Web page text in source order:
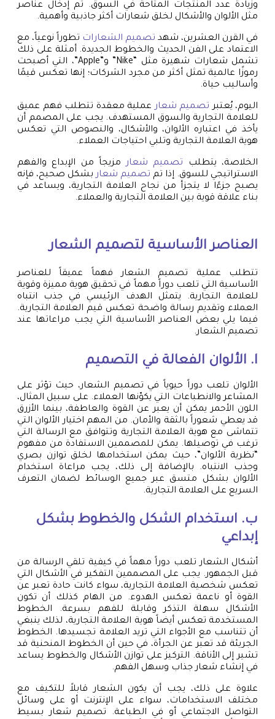
وزيادة عدد المنتجات المتاحة في السوق. تم إدخال عناصر
مثل الألوان والأشكال لخلق شعارات أكثر جاذبية وأهمية.
في القرن العشرين، شهد تصميم الشعارات تطوراً نوعياً، مع
الاعتماد على الفن الحديث والخطوط الجديدة. أمثلة على ذلك
تشمل شعارات شهيرة مثل “Nike” و”Apple”، التي أصبحت
رموزًا عالمية تمثل أكثر من مجرد الشركات؛ إنها تعكس قيمًا
وأساليب حياة.
اليوم، يُعتبر تصميم شعارعملية معقدة تتطلب فهم عميق
للعلامة التجارية والسوق المستهدف. يجب على المصمم أن
يأخذ في اعتباره الألوان، والأشكال، والنصوص التي تعكس
هوية العلامة التجارية وتلبي احتياجات العملاء.
الخلاصة، يتطلب تصميم شعارمزيجاً من الإبداع والفهم
الاستراتيجي للسوق. إذا تم تصميم شعاربشكل صحيح، فإنه
يصبح جزءًا لا يتجزأ من نجاح العلامة التجارية، ويساعد في
بناء علاقة قوية بين العلامة التجارية والعملاء.
العناصر الأساسية لتصميم الشعار
تتطلب عملية تصميم الشعار فهماً عميقاً للعناصر
الأساسية التي تلعب دوراً مهماً في تحقيق هوية مميزة وقوية
للعلامة التجارية. يتمثل الهدف الرئيسي في جذب انتباه
العملاء وتقديم رسالة واضحة تعكس قيم العلامة التجارية.
فيما يلي بعض العناصر الأساسية التي يجب مراعاتها عند
تصميم الشعار.
ا. الألوان الفعالة في التصميم
الألوان تلعب دوراً حيوياً في تصميم الشعار، حيث تؤثر على
المشاعر والانطباعات التي يكوّنها العملاء. على سبيل المثال،
اللون الأحمر يمكن أن يعبر عن القوة والعاطفة، بينما الأزرق
قد يعطي شعوراً بالثقة والأمان. من المهم اختيار الألوان التي
تتماشى مع هوية العلامة التجارية وتتوافق مع الرسالة التي
ترغب في توصيلها. يمكن للمصممين الاستفادة من مفهوم
“نظرية الألوان”، حيث يمكن استخدامها لخلق توازن بصري
وجذب الانتباه. بالإضافة إلى ذلك، يجب مراعاة استخدام
الألوان بشكل متسق عبر جميع الوسائط لضمان التعرف
السريع على العلامة التجارية.
ب. استخدام الشكل والخطوط بشكل
إبداعي
أشكال الشعار تلعب دوراً مهماً في كيفية تلقي الرسالة من
قبل الجمهور. يجب على المصممين التفكير في الأشكال التي
تعكس شخصية العلامة التجارية، سواء كانت حادة تعبر عن
القوة أو ناعمة تعكس الهدوء. من الهام كذلك أن تكون
الأشكال سهلة التذكر وقابلة للفهم بسرعة. الخطوط
المستخدمة تعكس أيضاً هوية العلامة التجارية، لذلك ينبغي
أن تتناسب مع الأجواء التي تريد العلامة تجسيدها. الخطوط
الجريئة قد تعبر عن الجرأة، في حين أن الخطوط المنحنية قد
تشير إلى الأناقة. التركيز على توازن الأشكال والخطوط يساعد
في إنشاء شعار جذاب وسهل الفهم.
علاوة على ذلك، يجب أن يكون الشعار قابلاً للتكيف مع
مختلف الاستخدامات، سواء على الإنترنت أو على وسائل
التواصل الاجتماعي أو في الطباعة. تصميم شعار بسيط